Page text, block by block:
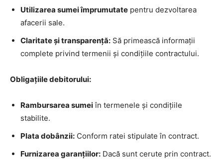
Utilizarea sumei împrumutate pentru dezvoltarea
afacerii sale.
Claritate și transparență: Să primească informații
complete privind termenii și condițiile contractului.
Obligațiile debitorului:
Rambursarea sumeiîn termenele și condițiile
stabilite.
Plata dobânzii: Conform ratei stipulate în contract.
Furnizarea garanțiilor: Dacă sunt cerute prin contract.